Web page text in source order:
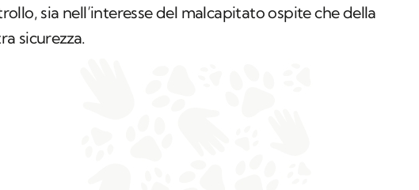
sia nell’interesse del malcapitato ospite che della
sicurezza.